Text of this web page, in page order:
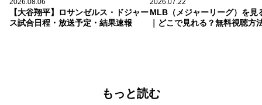
2026.08.06
【大谷翔平】ロサンゼルス・ドジャー
ス試合日程・放送予定・結果速報
2026.07.22
MLB（メジャーリーグ）を見
｜どこで見れる？無料視聴方
もっと読む